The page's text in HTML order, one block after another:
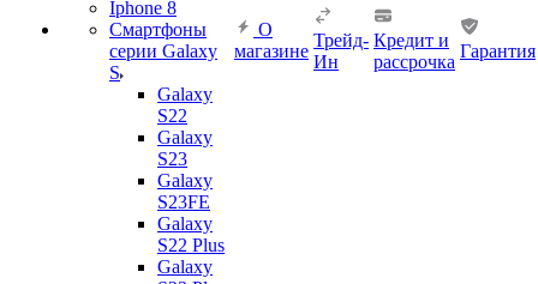
Iphone 8
Смартфоны
серии Galaxy
S
Galaxy
S22
Galaxy
S23
Galaxy
S23FE
Galaxy
S22 Plus
Galaxy
О
магазине
Трейд-
Ин
Кредит и
рассрочка
Гарантия